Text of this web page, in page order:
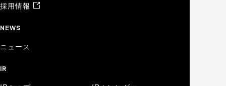
採用情報
NEWS
ニュース
IR